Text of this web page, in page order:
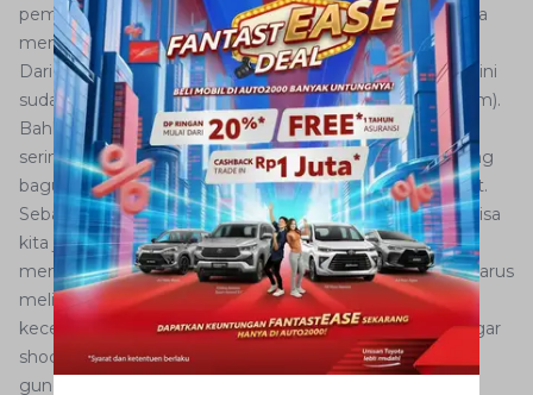
pemeriksaan mereka lebih tepat dan akurat dengan cara
mencopot shockbreaker dari body mobil.
Dari segi waktu, biasanya komponen penyerap getaran ini
sudah mulai rusak pada tahun ke-tiga (sekitar 60.000 km).
Bahkan, kerusakan bisa lebih cepat lagi jika mobil Anda
sering melintasi medan yang permukaan jalannya kurang
bagus sehingga komponen ini sering bekerja lebih berat.
Sebagai bentuk perawatan, kondisi shockbreaker juga bisa
kita jaga. Misalnya dengan cara sedapat mungkin
menghindari jalan yang berlubang. Kalaupun terpaksa harus
melintasi medan yang kurang bagus, kurangilah laju
kecepatan. Jika perlu, berjalan dengan sangat lambat agar
shockbreaker tidak perlu bekerja terlalu keras meredam
guncangan.